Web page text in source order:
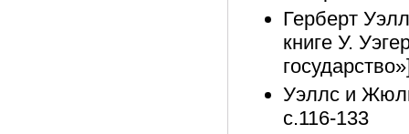
Герберт
книге У.
Уэллс и
с.116-133